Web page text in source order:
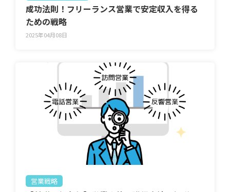
成功法則！フリーランス営業で安定収入を得る
ための戦略
2025年04月08日
営業戦略